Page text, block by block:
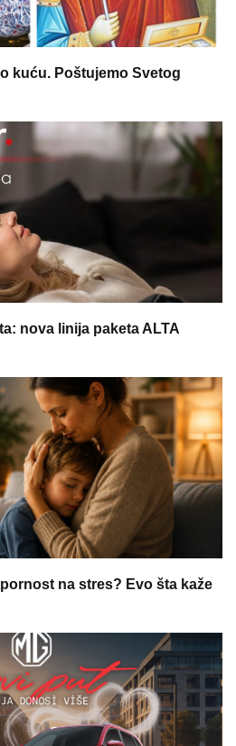
kuću. Poštujemo Svetog
nova linija paketa ALTA
na stres? Evo šta kaže